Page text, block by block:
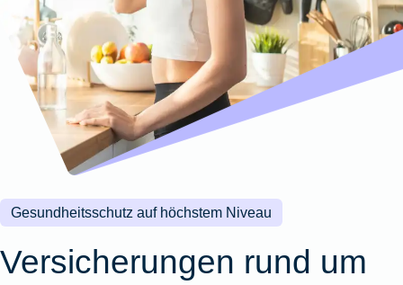
Wohnungsschutzbrief
Zur
Produktübersicht
Gewässerschadenhaftpflicht
Zur
Produktübersicht
Zur
Produktübersicht
Reisehaftpflichtversicherung
Reiserücktrittsversicherung
Zur
Produktübersicht
Zur
Produktübersicht
Zur
Produktübersicht
Zur
Produktübersicht
Montageversicherung
Zur
Produktübersicht
Gruppenunfall für
Betriebe
Gruppenunfall für
Vereine
Produktübersicht
Kunstversicherung
Ausstellungsversicherung
Valorenversicherung
Oldtimersammlungsversicherung
Zur
Gesundheitsschutz auf höchstem Niveau
Versicherungen rund um